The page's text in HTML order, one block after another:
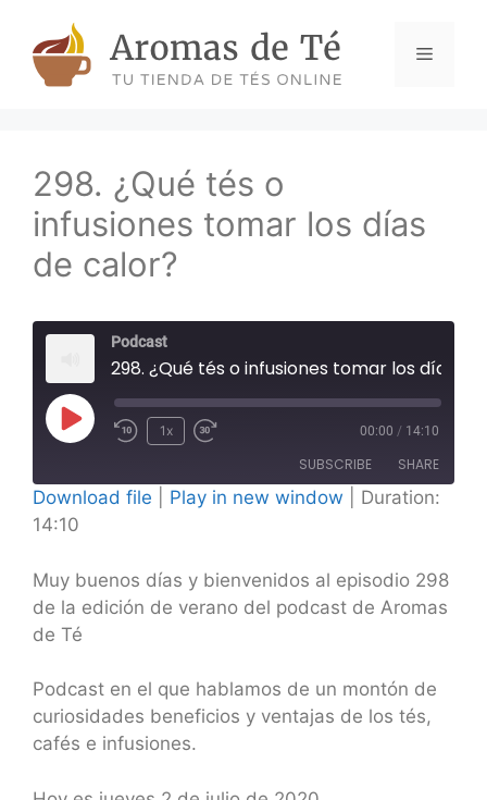
content
Menu
298. ¿Qué tés o
infusiones tomar los días
de calor?
Podcast
Play
1x 00:00 / 14:10
SUBSCRIBE SHARE
SHARE
LINK
EMBED
Download file Play in new window
Duration:
14:10
Muy buenos días y bienvenidos al episodio 298
de la edición de verano del podcast de Aromas
de Té
Podcast en el que hablamos de un montón de
curiosidades beneficios y ventajas de los tés,
cafés e infusiones.